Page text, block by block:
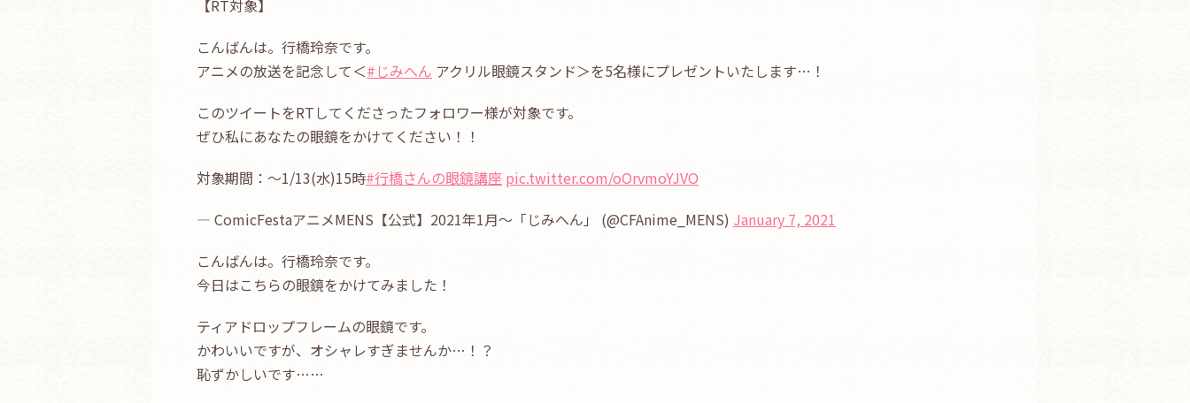
【RT対象】
こんばんは。行橋玲奈です。
アニメの放送を記念して＜#じみへん アクリル眼鏡スタンド＞を5名様にプレゼントいたします…！
このツイートをRTしてくださったフォロワー様が対象です。
ぜひ私にあなたの眼鏡をかけてください！！
対象期間：～1/13(水)15時#行橋さんの眼鏡講座 pic.twitter.com/oOrvmoYJVO
— ComicFestaアニメMENS【公式】2021年1月〜「じみへん」 (@CFAnime_MENS) January 7, 2021
こんばんは。行橋玲奈です。
今日はこちらの眼鏡をかけてみました！
ティアドロップフレームの眼鏡です。
かわいいですが、オシャレすぎませんか…！？
恥ずかしいです……